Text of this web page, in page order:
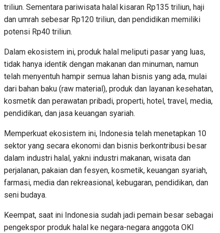
triliun. Sementara pariwisata halal kisaran Rp135 triliun, haji
dan umrah sebesar Rp120 triliun, dan pendidikan memiliki
potensi Rp40 triliun.
Dalam ekosistem ini, produk halal meliputi pasar yang luas,
tidak hanya identik dengan makanan dan minuman, namun
telah menyentuh hampir semua lahan bisnis yang ada, mulai
dari bahan baku (raw material), produk dan layanan kesehatan,
kosmetik dan perawatan pribadi, properti, hotel, travel, media,
pendidikan, dan jasa keuangan syariah.
Memperkuat ekosistem ini, Indonesia telah menetapkan 10
sektor yang secara ekonomi dan bisnis berkontribusi besar
dalam industri halal, yakni industri makanan, wisata dan
perjalanan, pakaian dan fesyen, kosmetik, keuangan syariah,
farmasi, media dan rekreasional, kebugaran, pendidikan, dan
seni budaya.
Keempat, saat ini Indonesia sudah jadi pemain besar sebagai
pengekspor produk halal ke negara-negara anggota OKI